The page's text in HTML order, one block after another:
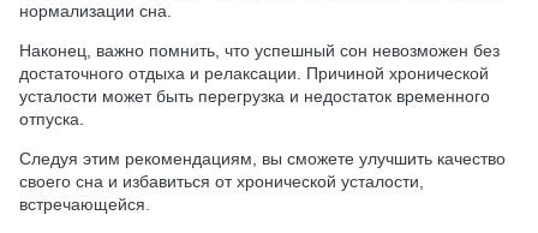
нормализации сна.
Наконец, важно помнить, что успешный сон невозможен без
достаточного отдыха и релаксации. Причиной хронической
усталости может быть перегрузка и недостаток временного
отпуска.
Следуя этим рекомендациям, вы сможете улучшить качество
своего сна и избавиться от хронической усталости,
встречающейся.